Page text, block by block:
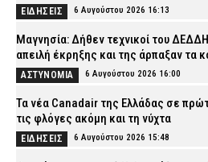
ΕΙΔΗΣΕΙΣ 6 Αυγούστου 2026 16:13
Μαγνησία: Δήθεν τεχνικοί του
απειλή έκρηξης και της άρπαξαν τα
ΑΣΤΥΝΟΜΙΑ 6 Αυγούστου 2026 16:00
Τα νέα Canadair της Ελλάδας σε
τις φλόγες ακόμη και τη νύχτα
ΕΙΔΗΣΕΙΣ 6 Αυγούστου 2026 15:48